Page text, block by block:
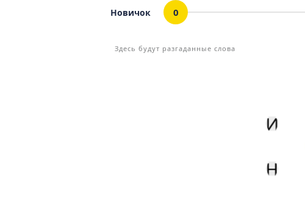
Новичок 0
Статус
Здесь будут разгаданные слова
И
Н